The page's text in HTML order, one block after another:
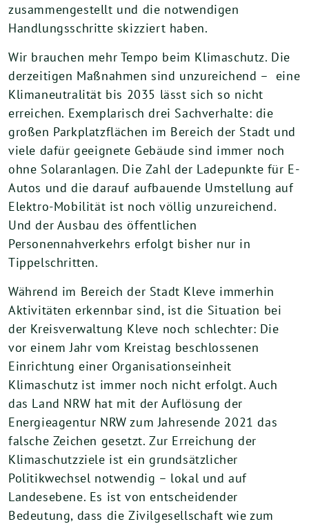
zusammengestellt und die notwendigen
Handlungsschritte skizziert haben.
Wir brauchen mehr Tempo beim Klimaschutz. Die
derzeitigen Maßnahmen sind unzureichend – eine
Klimaneutralität bis 2035 lässt sich so nicht
erreichen. Exemplarisch drei Sachverhalte: die
großen Parkplatzflächen im Bereich der Stadt und
viele dafür geeignete Gebäude sind immer noch
ohne Solaranlagen. Die Zahl der Ladepunkte für E-
Autos und die darauf aufbauende Umstellung auf
Elektro-Mobilität ist noch völlig unzureichend.
Und der Ausbau des öffentlichen
Personennahverkehrs erfolgt bisher nur in
Tippelschritten.
Während im Bereich der Stadt Kleve immerhin
Aktivitäten erkennbar sind, ist die Situation bei
der Kreisverwaltung Kleve noch schlechter: Die
vor einem Jahr vom Kreistag beschlossenen
Einrichtung einer Organisationseinheit
Klimaschutz ist immer noch nicht erfolgt. Auch
das Land NRW hat mit der Auflösung der
Energieagentur NRW zum Jahresende 2021 das
falsche Zeichen gesetzt. Zur Erreichung der
Klimaschutzziele ist ein grundsätzlicher
Politikwechsel notwendig – lokal und auf
Landesebene. Es ist von entscheidender
Bedeutung, dass die Zivilgesellschaft wie zum